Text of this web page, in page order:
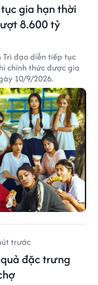
gia hạn thời
8.600 tỷ
Trì đạo diễn tiếp tục
chính thức được gia
10/9/2026.
trước
đặc trưng